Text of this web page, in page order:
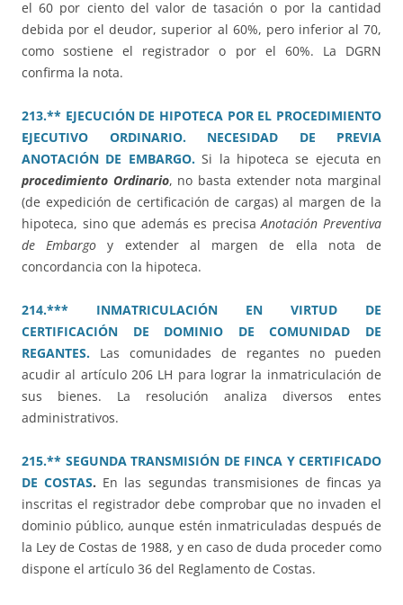
el 60 por ciento del valor de tasación o por la cantidad
debida por el deudor, superior al 60%, pero inferior al 70,
como sostiene el registrador o por el 60%. La DGRN
confirma la nota.
213.** EJECUCIÓN DE HIPOTECA POR EL PROCEDIMIENTO
EJECUTIVO ORDINARIO. NECESIDAD DE PREVIA
ANOTACIÓN DE EMBARGO.Si la hipoteca se ejecuta en
procedimiento Ordinario, no basta extender nota marginal
(de expedición de certificación de cargas) al margen de la
hipoteca, sino que además es precisaAnotación Preventiva
de Embargo y extender al margen de ella nota de
concordancia con la hipoteca.
214.*** INMATRICULACIÓN EN VIRTUD DE
CERTIFICACIÓN DE DOMINIO DE COMUNIDAD DE
REGANTES. Las comunidades de regantes no pueden
acudir al artículo 206 LH para lograr la inmatriculación de
sus bienes. La resolución analiza diversos entes
administrativos.
215.** SEGUNDA TRANSMISIÓN DE FINCA Y CERTIFICADO
DE COSTAS. En las segundas transmisiones de fincas ya
inscritas el registrador debe comprobar que no invaden el
dominio público, aunque estén inmatriculadas después de
la Ley de Costas de 1988, y en caso de duda proceder como
dispone el artículo 36 del Reglamento de Costas.